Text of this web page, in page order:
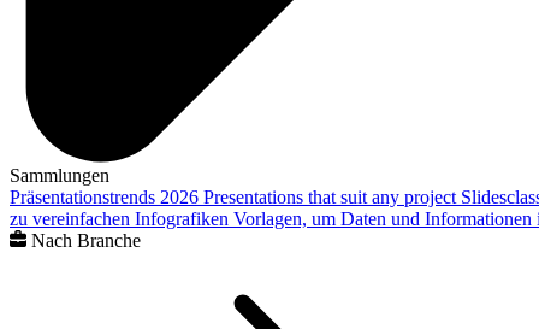
Sammlungen
Präsentationstrends 2026 Presentations that suit any project
zu vereinfachen Infografiken Vorlagen, um Daten und
Nach Branche